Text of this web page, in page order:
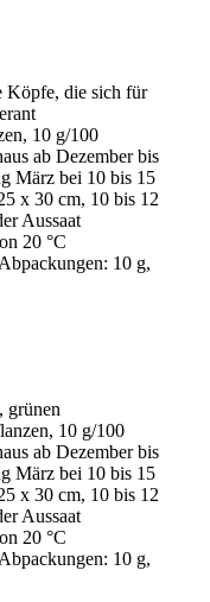
Köpfe, die sich für
10 g/100
ab Dezember bis
März bei 10 bis 15
x 30 cm, 10 bis 12
Aussaat
20 °C
10 g,
grünen
10 g/100
ab Dezember bis
März bei 10 bis 15
x 30 cm, 10 bis 12
Aussaat
20 °C
10 g,